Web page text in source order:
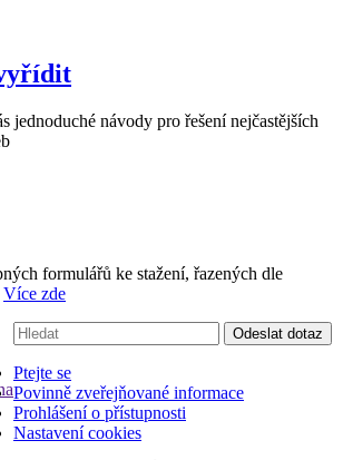
jednoduché návody pro řešení nejčastějších
formulářů ke stažení, řazených dle
Více zde
Vyhledávání:
Odeslat dotaz
Ptejte se
Povinně zveřejňované informace
Prohlášení o přístupnosti
Nastavení cookies